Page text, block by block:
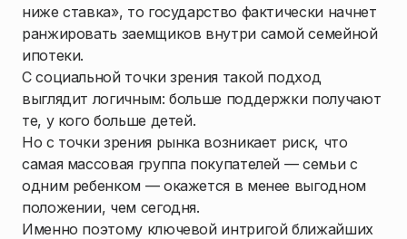
ниже ставка», то государство фактически начнет
ранжировать заемщиков внутри самой семейной
ипотеки.
С социальной точки зрения такой подход
выглядит логичным: больше поддержки получают
те, у кого больше детей.
Но с точки зрения рынка возникает риск, что
самая массовая группа покупателей — семьи с
одним ребенком — окажется в менее выгодном
положении, чем сегодня.
Именно поэтому ключевой интригой ближайших